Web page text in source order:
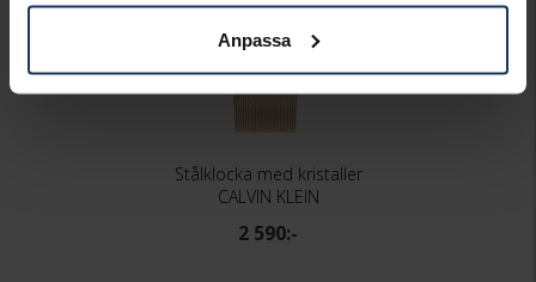
Anpassa
Stålklocka med kristaller
CALVIN KLEIN
2 590:-